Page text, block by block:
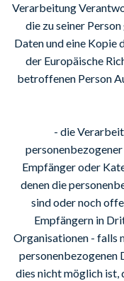
Verarbeitung
die zu seiner
Daten und eine Kopie
der Europäische
betroffenen Person
- die
Empfänger oder
denen die
sind oder noch
Empfängern in
Organisationen - falls
personenbezogenen
dies nicht möglich ist,